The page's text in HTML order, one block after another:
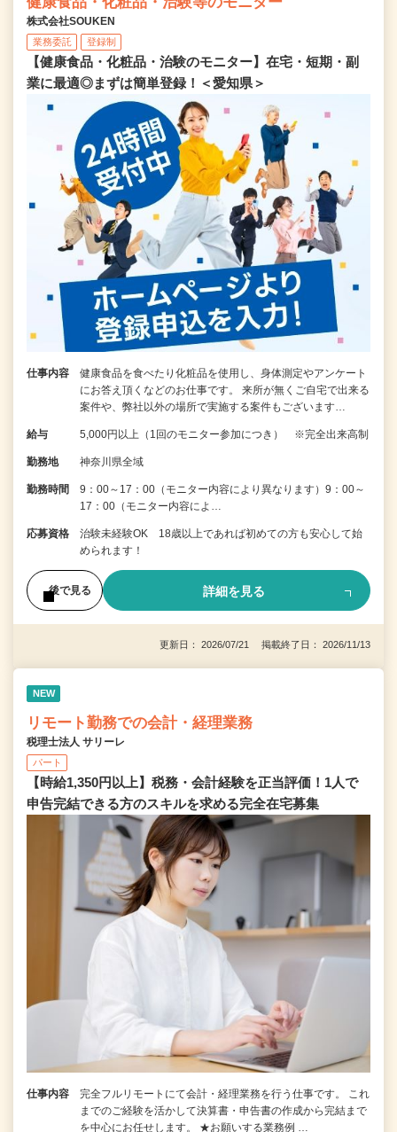
株式会社SOUKEN
業務委託 登録制
【健康食品・化粧品・治験のモニター】在宅・短期・副
業に最適◎まずは簡単登録！＜愛知県＞
仕事内容
健康食品を食べたり化粧品を使用し、身体測定やアンケート
にお答え頂くなどのお仕事です。 来所が無くご自宅で出来る
案件や、弊社以外の場所で実施する案件もございます…
給与 5,000円以上（1回のモニター参加につき） ※完全出来高制
勤務地 神奈川県全域
勤務時間
9：00～17：00（モニター内容により異なります）9：00～
17：00（モニター内容によ…
応募資格
治験未経験OK 18歳以上であれば初めての方も安心して始
められます！
後で見る 詳細を見る
更新日： 2026/07/21 掲載終了日： 2026/11/13
NEW
リモート勤務での会計・経理業務
税理士法人 サリーレ
パート
【時給1,350円以上】税務・会計経験を正当評価！1⼈で
申告完結できる⽅のスキルを求める完全在宅募集
仕事内容
完全フルリモートにて会計・経理業務を行う仕事です。 これ
までのご経験を活かして決算書・申告書の作成から完結まで
を中⼼にお任せします。 ★お願いする業務例 …